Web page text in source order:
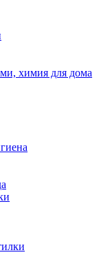
химия для дома